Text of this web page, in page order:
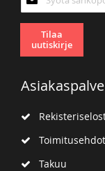
uutiskirjeemme:
Tilaa
uutiskirje
Toimitusehdot
Takuu